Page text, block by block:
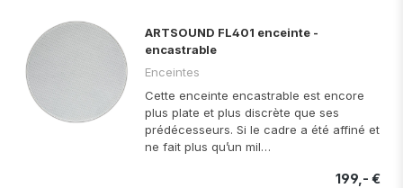
ARTSOUND FL401 enceinte -
encastrable
Enceintes
Cette enceinte encastrable est encore
plus plate et plus discrète que ses
prédécesseurs. Si le cadre a été affiné et
ne fait plus qu’un mil…
199,- €